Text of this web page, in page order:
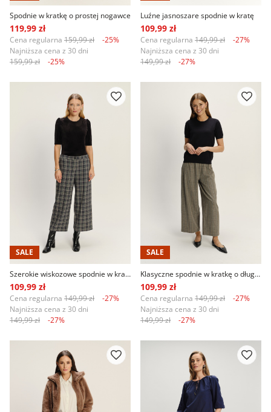
Spodnie w kratkę o prostej nogawce
119,99 zł
Cena regularna 159,99 zł
-25%
Najniższa cena z 30 dni
159,99 zł
-25%
Luźne jasnoszare spodnie w kratę
109,99 zł
Cena regularna 149,99 zł
-27%
Najniższa cena z 30 dni
149,99 zł
-27%
SALE
Szerokie wiskozowe spodnie w kratę
109,99 zł
Cena regularna 149,99 zł
-27%
Najniższa cena z 30 dni
149,99 zł
-27%
SALE
Klasyczne spodnie w kratkę o długości przed kostkę
109,99 zł
Cena regularna 149,99 zł
-27%
Najniższa cena z 30 dni
149,99 zł
-27%